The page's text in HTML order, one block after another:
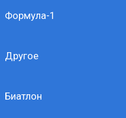
Формула-1
Другое
Биатлон